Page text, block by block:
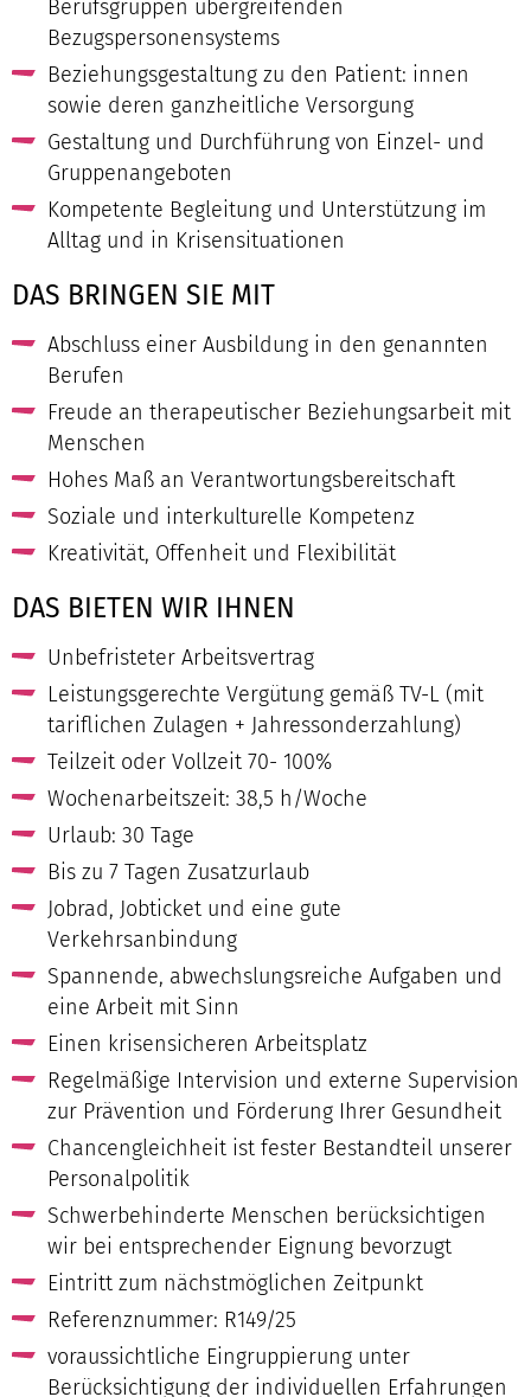
Berufsgruppen übergreifenden
Bezugspersonensystems
Beziehungsgestaltung zu den Patient: innen
sowie deren ganzheitliche Versorgung
Gestaltung und Durchführung von Einzel- und
Gruppenangeboten
Kompetente Begleitung und Unterstützung im
Alltag und in Krisensituationen
DAS BRINGEN SIE MIT
Abschluss einer Ausbildung in den genannten
Berufen
Freude an therapeutischer Beziehungsarbeit mit
Menschen
Hohes Maß an Verantwortungsbereitschaft
Soziale und interkulturelle Kompetenz
Kreativität, Offenheit und Flexibilität
DAS BIETEN WIR IHNEN
Unbefristeter Arbeitsvertrag
Leistungsgerechte Vergütung gemäß TV-L (mit
tariflichen Zulagen + Jahressonderzahlung)
Teilzeit oder Vollzeit 70- 100%
Wochenarbeitszeit: 38,5 h/Woche
Urlaub: 30 Tage
Bis zu 7 Tagen Zusatzurlaub
Jobrad, Jobticket und eine gute
Verkehrsanbindung
Spannende, abwechslungsreiche Aufgaben und
eine Arbeit mit Sinn
Einen krisensicheren Arbeitsplatz
Regelmäßige Intervision und externe Supervision
zur Prävention und Förderung Ihrer Gesundheit
Chancengleichheit ist fester Bestandteil unserer
Personalpolitik
Schwerbehinderte Menschen berücksichtigen
wir bei entsprechender Eignung bevorzugt
Eintritt zum nächstmöglichen Zeitpunkt
Referenznummer: R149/25
voraussichtliche Eingruppierung unter
Berücksichtigung der individuellen Erfahrungen